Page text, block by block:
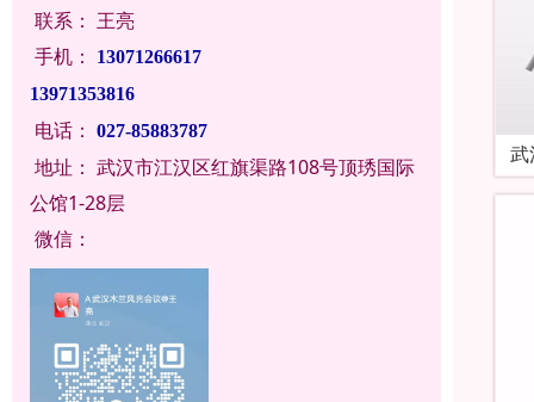
联系： 王亮
手机：
13071266617
13971353816
电话： 027-85883787
地址： 武汉市江汉区红旗渠路108号顶琇国际
公馆1-28层
微信：
武